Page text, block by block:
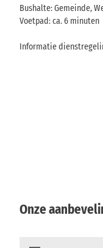
Bushalte: Gemeinde,
Voetpad: ca. 6 minuten
Informatie
Onze